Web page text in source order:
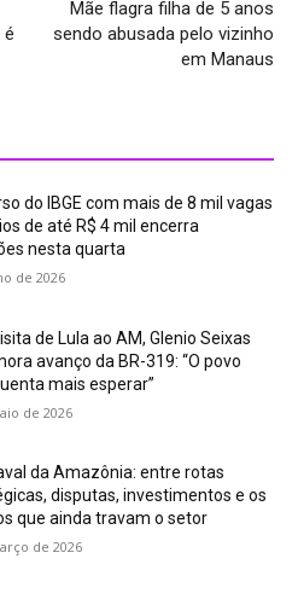
é
Mãe flagra filha de 5 anos
sendo abusada pelo vizinho
em Manaus
do IBGE com mais de 8 mil vagas
de até R$ 4 mil encerra
nesta quarta
de 2026
de Lula ao AM, Glenio Seixas
avanço da BR-319: “O povo
mais esperar”
de 2026
da Amazônia: entre rotas
disputas, investimentos e os
que ainda travam o setor
de 2026